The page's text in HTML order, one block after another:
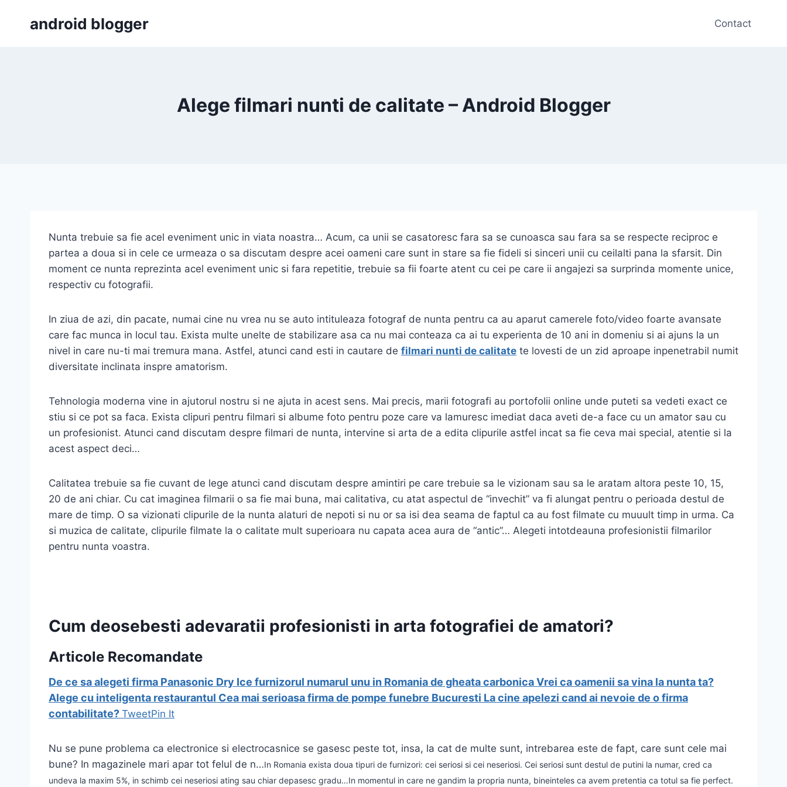
android blogger Contact
Alege filmari nunti de calitate – Android Blogger
Nunta trebuie sa fie acel eveniment unic in viata noastra… Acum, ca unii se casatoresc fara sa se cunoasca sau fara sa se respecte reciproc e
partea a doua si in cele ce urmeaza o sa discutam despre acei oameni care sunt in stare sa fie fideli si sinceri unii cu ceilalti pana la sfarsit. Din
moment ce nunta reprezinta acel eveniment unic si fara repetitie, trebuie sa fii foarte atent cu cei pe care ii angajezi sa surprinda momente unice,
respectiv cu fotografii.
In ziua de azi, din pacate, numai cine nu vrea nu se auto intituleaza fotograf de nunta pentru ca au aparut camerele foto/video foarte avansate
care fac munca in locul tau. Exista multe unelte de stabilizare asa ca nu mai conteaza ca ai tu experienta de 10 ani in domeniu si ai ajuns la un
nivel in care nu-ti mai tremura mana. Astfel, atunci cand esti in cautare de filmari nunti de calitate te lovesti de un zid aproape inpenetrabil numit
diversitate inclinata inspre amatorism.
Tehnologia moderna vine in ajutorul nostru si ne ajuta in acest sens. Mai precis, marii fotografi au portofolii online unde puteti sa vedeti exact ce
stiu si ce pot sa faca. Exista clipuri pentru filmari si albume foto pentru poze care va lamuresc imediat daca aveti de-a face cu un amator sau cu
un profesionist. Atunci cand discutam despre filmari de nunta, intervine si arta de a edita clipurile astfel incat sa fie ceva mai special, atentie si la
acest aspect deci…
Calitatea trebuie sa fie cuvant de lege atunci cand discutam despre amintiri pe care trebuie sa le vizionam sau sa le aratam altora peste 10, 15,
20 de ani chiar. Cu cat imaginea filmarii o sa fie mai buna, mai calitativa, cu atat aspectul de “invechit” va fi alungat pentru o perioada destul de
mare de timp. O sa vizionati clipurile de la nunta alaturi de nepoti si nu or sa isi dea seama de faptul ca au fost filmate cu muuult timp in urma. Ca
si muzica de calitate, clipurile filmate la o calitate mult superioara nu capata acea aura de “antic”… Alegeti intotdeauna profesionistii filmarilor
pentru nunta voastra.
Cum deosebesti adevaratii profesionisti in arta fotografiei de amatori?
Articole Recomandate
De ce sa alegeti firma Panasonic Dry Ice furnizorul numarul unu in Romania de gheata carbonicaVrei ca oamenii sa vina la nunta ta?
Alege cu inteligenta restaurantul Cea mai serioasa firma de pompe funebre Bucuresti La cine apelezi cand ai nevoie de o firma
contabilitate? TweetPin It
Nu se pune problema ca electronice si electrocasnice se gasesc peste tot, insa, la cat de multe sunt, intrebarea este de fapt, care sunt cele mai
bune? In magazinele mari apar tot felul de n…In Romania exista doua tipuri de furnizori: cei seriosi si cei neseriosi. Cei seriosi sunt destul de putini la numar, cred ca
undeva la maxim 5%, in schimb cei neseriosi ating sau chiar depasesc gradu…In momentul in care ne gandim la propria nunta, bineinteles ca avem pretentia ca totul sa fie perfect.